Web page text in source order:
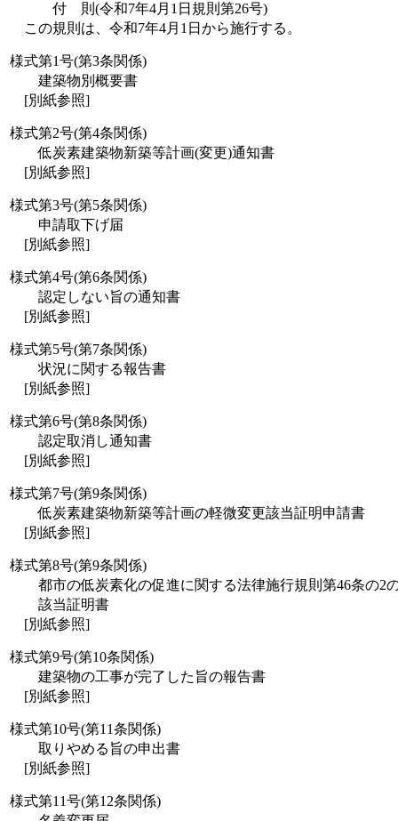
付 則(令和7年4月1日規則第26号)
この規則は、令和7年4月1日から施行する。
様式第1号(第3条関係)
建築物別概要書
[別紙参照]
様式第2号(第4条関係)
低炭素建築物新築等計画(変更)通知書
[別紙参照]
様式第3号(第5条関係)
申請取下げ届
[別紙参照]
様式第4号(第6条関係)
認定しない旨の通知書
[別紙参照]
様式第5号(第7条関係)
状況に関する報告書
[別紙参照]
様式第6号(第8条関係)
認定取消し通知書
[別紙参照]
様式第7号(第9条関係)
低炭素建築物新築等計画の軽微変更該当証明申請書
[別紙参照]
様式第8号(第9条関係)
都市の低炭素化の促進に関する法律施行規則第46条の2
該当証明書
[別紙参照]
様式第9号(第10条関係)
建築物の工事が完了した旨の報告書
[別紙参照]
様式第10号(第11条関係)
取りやめる旨の申出書
[別紙参照]
様式第11号(第12条関係)